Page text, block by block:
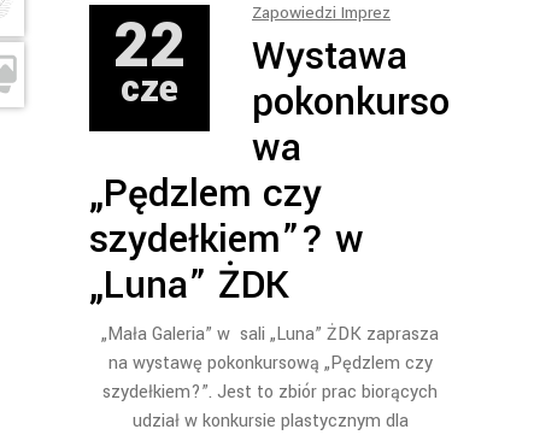
22
cze
Zapowiedzi Imprez
Wystawa
pokonkurso
wa
„Pędzlem czy
szydełkiem”? w
„Luna” ŻDK
„Mała Galeria” w sali „Luna” ŻDK zaprasza
na wystawę pokonkursową „Pędzlem czy
szydełkiem?”. Jest to zbiór prac biorących
udział w konkursie plastycznym dla